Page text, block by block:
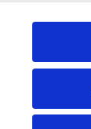
e altro pellame.